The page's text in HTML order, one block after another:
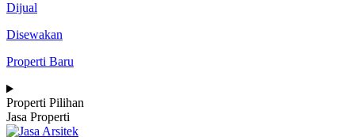
Dijual
Disewakan
Properti Baru
Properti Pilihan
Jasa Properti